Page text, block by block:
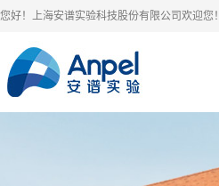
您好！上海安谱实验科技股份有限公司欢迎您！